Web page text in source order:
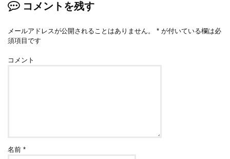
コメントを残す
メールアドレスが公開されることはありません。 * が付いている欄は必
須項目です
コメント
名前*